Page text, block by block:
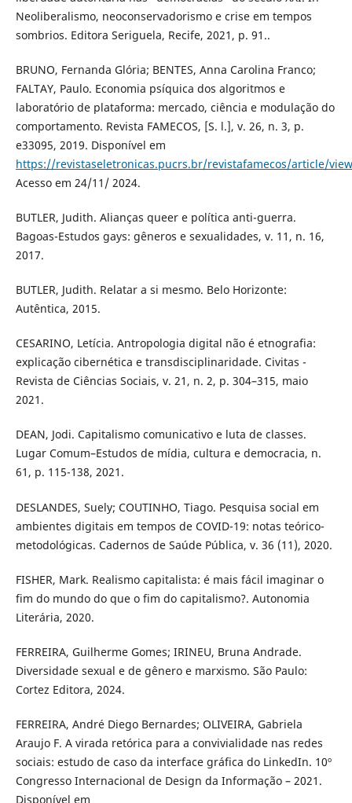
Neoliberalismo, neoconservadorismo e crise em tempos
sombrios. Editora Seriguela, Recife, 2021, p. 91..
BRUNO, Fernanda Glória; BENTES, Anna Carolina Franco;
FALTAY, Paulo. Economia psíquica dos algoritmos e
laboratório de plataforma: mercado, ciência e modulação do
comportamento. Revista FAMECOS, [S. l.], v. 26, n. 3, p.
e33095, 2019. Disponível em
https://revistaseletronicas.pucrs.br/revistafamecos/article/
Acesso em 24/11/ 2024.
BUTLER, Judith. Alianças queer e política anti-guerra.
Bagoas-Estudos gays: gêneros e sexualidades, v. 11, n. 16,
2017.
BUTLER, Judith. Relatar a si mesmo. Belo Horizonte:
Autêntica, 2015.
CESARINO, Letícia. Antropologia digital não é etnografia:
explicação cibernética e transdisciplinaridade. Civitas -
Revista de Ciências Sociais, v. 21, n. 2, p. 304–315, maio
2021.
DEAN, Jodi. Capitalismo comunicativo e luta de classes.
Lugar Comum–Estudos de mídia, cultura e democracia, n.
61, p. 115-138, 2021.
DESLANDES, Suely; COUTINHO, Tiago. Pesquisa social em
ambientes digitais em tempos de COVID-19: notas teórico-
metodológicas. Cadernos de Saúde Pública, v. 36 (11), 2020.
FISHER, Mark. Realismo capitalista: é mais fácil imaginar o
fim do mundo do que o fim do capitalismo?. Autonomia
Literária, 2020.
FERREIRA, Guilherme Gomes; IRINEU, Bruna Andrade.
Diversidade sexual e de gênero e marxismo. São Paulo:
Cortez Editora, 2024.
FERREIRA, André Diego Bernardes; OLIVEIRA, Gabriela
Araujo F. A virada retórica para a convivialidade nas redes
sociais: estudo de caso da interface gráfica do LinkedIn. 10º
Congresso Internacional de Design da Informação – 2021.
Disponível em